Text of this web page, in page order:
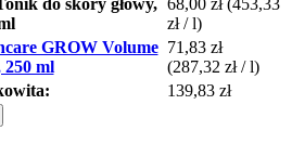
zł / l)
GROW Volume
250 ml
71,83 zł
(287,32 zł / l)
139,83 zł